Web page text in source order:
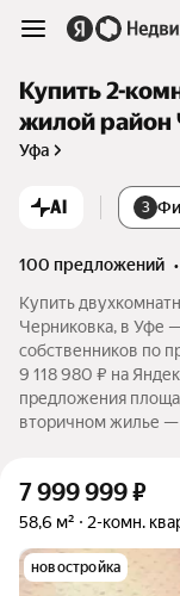
Купить 2-
жилой район
Уфа
AI 3
100 предложений •
Купить
Черниковка, в Уфе
собственников по
9 118 980 ₽ на
предложения
вторичном жилье —
7 999 999₽
58,6 м² 2-комн.
новостройка